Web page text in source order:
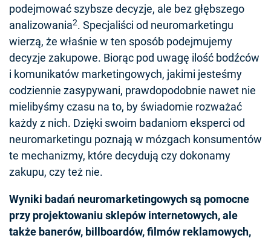
podejmować szybsze decyzje, ale bez głębszego
analizowania2. Specjaliści od neuromarketingu
wierzą, że właśnie w ten sposób podejmujemy
decyzje zakupowe. Biorąc pod uwagę ilość bodźców
i komunikatów marketingowych, jakimi jesteśmy
codziennie zasypywani, prawdopodobnie nawet nie
mielibyśmy czasu na to, by świadomie rozważać
każdy z nich. Dzięki swoim badaniom eksperci od
neuromarketingu poznają w mózgach konsumentów
te mechanizmy, które decydują czy dokonamy
zakupu, czy też nie.
Wyniki badań neuromarketingowych są pomocne
przy projektowaniu sklepów internetowych, ale
także banerów, billboardów, filmów reklamowych,